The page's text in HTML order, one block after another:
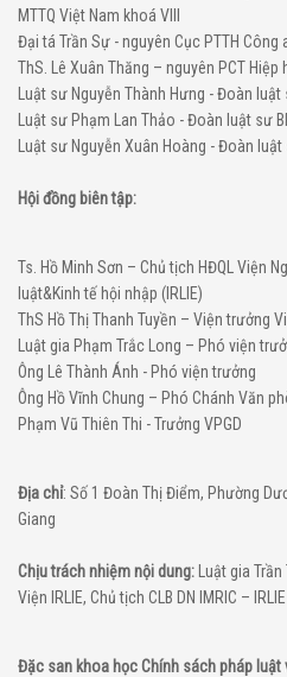
MTTQ Việt Nam khoá VIII
Đại tá Trần Sự - nguyên Cục PTTH Công
ThS. Lê Xuân Thăng – nguyên PCT Hiệp
Luật sư Nguyễn Thành Hưng - Đoàn
Luật sư Phạm Lan Thảo - Đoàn luật sư
Luật sư Nguyễn Xuân Hoàng - Đoàn luật
Hội đồng biên tập:
Ts. Hồ Minh Sơn – Chủ tịch HĐQL Viện
luật&Kinh tế hội nhập (IRLIE)
ThS Hồ Thị Thanh Tuyền – Viện trưởng
Luật gia Phạm Trắc Long – Phó viện
Ông Lê Thành Ánh - Phó viện trưởng
Ông Hồ Vĩnh Chung – Phó Chánh Văn
Phạm Vũ Thiên Thi - Trưởng VPGD
Địa chỉ: Số 1 Đoàn Thị Điểm, Phường
Giang
Chịu trách nhiệm nội dung: Luật gia
Viện IRLIE, Chủ tịch CLB DN IMRIC – IRLIE
Đặc san khoa học Chính sách pháp luật